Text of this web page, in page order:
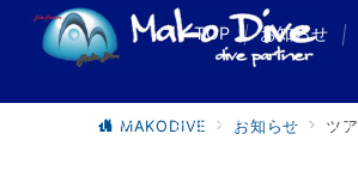
TOP お知らせ シニアの
TOP お知らせ
MAKODIVE お知らせ ツ